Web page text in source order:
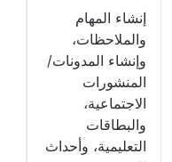
إنشاء المهام
والملاحظات،
وإنشاء المدونات/
المنشورات
الاجتماعية،
والبطاقات
التعليمية، وأحداث